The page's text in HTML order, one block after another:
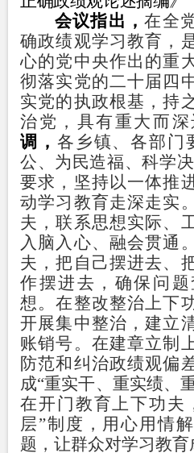
会议指出，在全
确政绩观学习教育，
心的党中央作出的重
彻落实党的二十届四
实党的执政根基，持
治党，具有重大而深
调， 各乡镇、各部门
公、为民造福、科学
要求，坚持以一体推
动学习教育走深走实
夫，联系思想实际、
入脑入心、融会贯通
夫，把自己摆进去、
作摆进去，确保问
想。在整改整治上下
开展集中整治，建立
账销号。在建章立制
防范和纠治政绩观偏
成“重实干、重实绩、
在开门教育上下功夫
层”制度，用心用情
题，让群众对学习教育